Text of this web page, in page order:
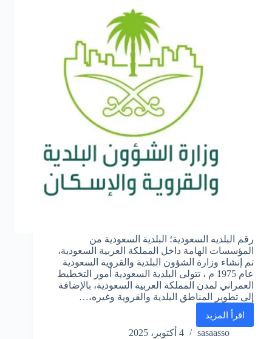
رقم البلديه السعودية؛ البلدية السعودية من
المؤسسات الهامة داخل المملكة العربية السعودية،
تم إنشاء وزارة الشؤون البلدية والقروية السعودية
عام 1975 م ، تتولى البلدية السعودية أمور التخطيط
العمراني لمدن المملكة العربية السعودية، بالإضافة
إلى تطوير المناطق البلدية والقروية وغيره،…
اقرأ المزيد
رقم
البلديه
sasaasso 4 أكتوبر، 2025